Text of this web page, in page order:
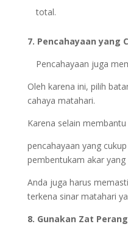
total.
7. Pencahayaan yang
Pencahayaan juga
Oleh karena ini, pilih
cahaya matahari.
Karena selain
pencahayaan yang
pembentukam akar
Anda juga harus
terkena sinar matahari
8. Gunakan Zat